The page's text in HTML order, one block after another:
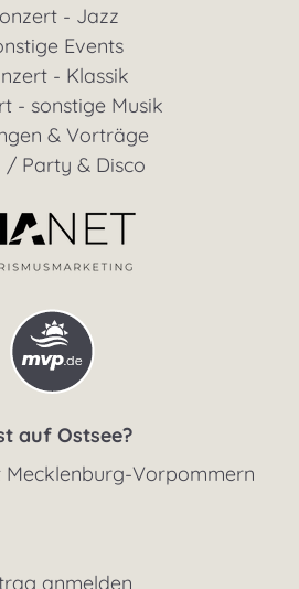
- Jazz
Events
- Klassik
- sonstige Musik
& Vorträge
/ Party & Disco
auf Ostsee?
Mecklenburg-Vorpommern
anmelden